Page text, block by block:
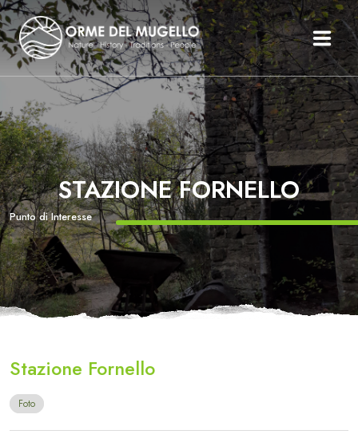
Le Orme Del Mugello
Il Mugello
Percorsi
Itinerari
Organizza Il Tuo Mugello
Storie
Testimonianze
News Ed Eventi
Inglese
STAZIONE FORNELLO
Punto di Interesse
Stazione Fornello
Foto